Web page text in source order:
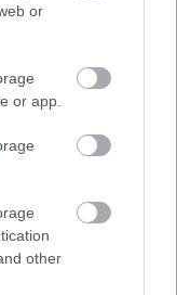
or
or app.
other
A